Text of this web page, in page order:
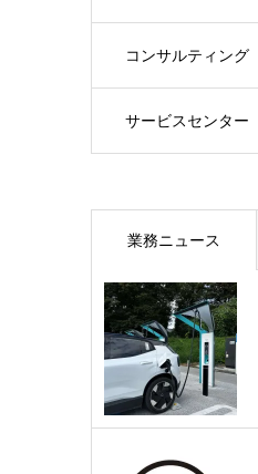
コンサルティング
サービスセンター
業務ニュース